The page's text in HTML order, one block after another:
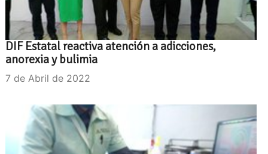
DIF Estatal reactiva atención a adicciones,
anorexia y bulimia
7 de Abril de 2022